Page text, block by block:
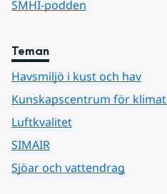
SMHI-podden
Teman
Havsmiljö i kust och hav
Kunskapscentrum för
Luftkvalitet
SIMAIR
Sjöar och vattendrag